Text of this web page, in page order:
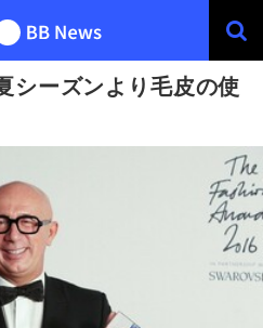
シーズンより毛皮の使